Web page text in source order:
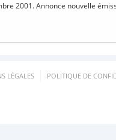
2001. Annonce nouvelle
LÉGALES POLITIQUE DE